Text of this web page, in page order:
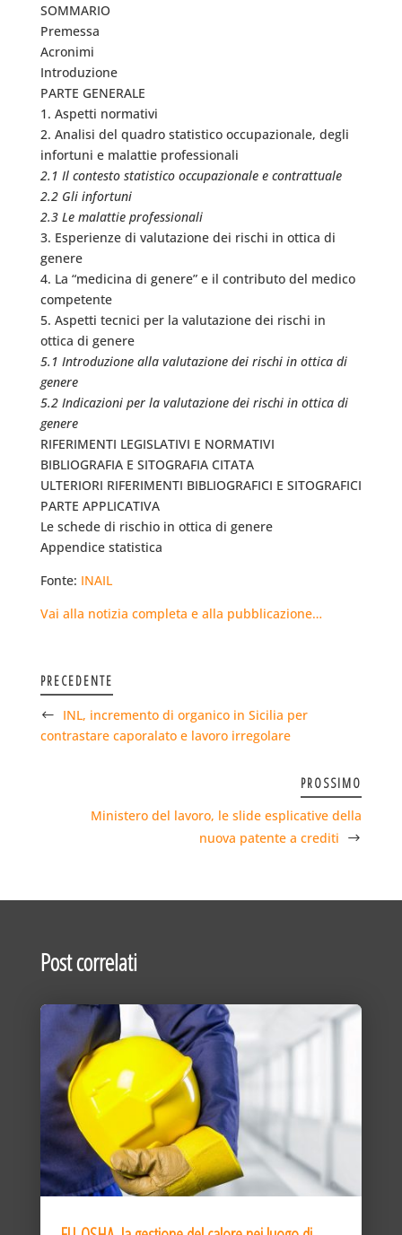
SOMMARIO
Premessa
Acronimi
Introduzione
PARTE GENERALE
1. Aspetti normativi
2. Analisi del quadro statistico occupazionale, degli
infortuni e malattie professionali
2.1 Il contesto statistico occupazionale e contrattuale
2.2 Gli infortuni
2.3 Le malattie professionali
3. Esperienze di valutazione dei rischi in ottica di
genere
4. La “medicina di genere” e il contributo del medico
competente
5. Aspetti tecnici per la valutazione dei rischi in
ottica di genere
5.1 Introduzione alla valutazione dei rischi in ottica di
genere
5.2 Indicazioni per la valutazione dei rischi in ottica di
genere
RIFERIMENTI LEGISLATIVI E NORMATIVI
BIBLIOGRAFIA E SITOGRAFIA CITATA
ULTERIORI RIFERIMENTI BIBLIOGRAFICI E SITOGRAFICI
PARTE APPLICATIVA
Le schede di rischio in ottica di genere
Appendice statistica
Fonte: INAIL
Vai alla notizia completa e alla pubblicazione…
PRECEDENTE
INL, incremento di organico in Sicilia per
contrastare caporalato e lavoro irregolare
PROSSIMO
Ministero del lavoro, le slide esplicative della
nuova patente a crediti
Post correlati